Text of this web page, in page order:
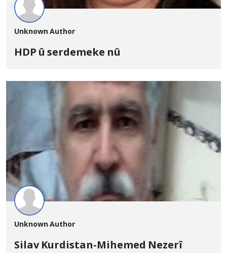
Unknown Author
HDP û serdemeke nû
Unknown Author
Silav Kurdistan-Mihemed Nezerî